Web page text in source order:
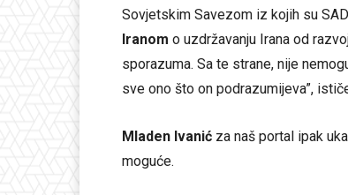
Sovjetskim Savezom iz kojih su
Iranom o uzdržavanju Irana od
sporazuma. Sa te strane, nije
sve ono što on podrazumijeva”,
Mladen Ivanić za naš portal ipak
moguće.